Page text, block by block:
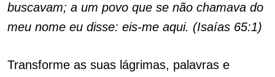
buscavam; a um povo que se não chamava do
meu nome eu disse: eis-me aqui. (Isaías 65:1)
Transforme as suas lágrimas, palavras e